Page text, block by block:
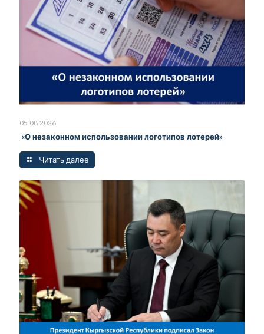
05.08.2026
«О незаконном использовании логотипов лотерей»
Читать далее